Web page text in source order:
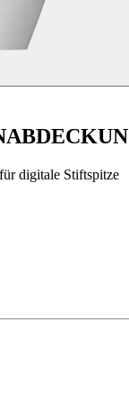
digitale Stiftspitze